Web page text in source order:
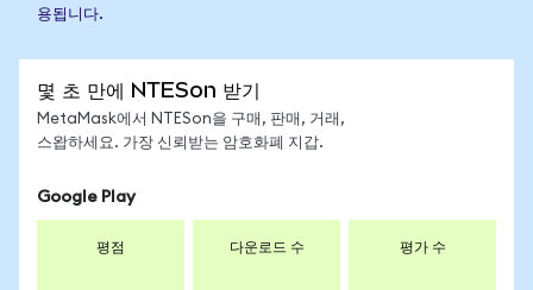
용됩니다.
몇 초 만에 NTESon 받기
MetaMask에서 NTESon을 구매, 판매, 거래,
스왑하세요. 가장 신뢰받는 암호화폐 지갑.
Google Play
평점 다운로드 수 평가 수